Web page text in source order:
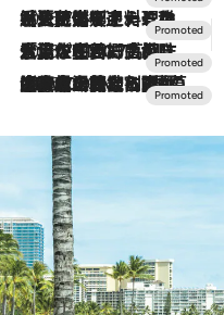
2026.7.24
【夏限定ディナーコース】旬を迎える稚鮎や花ズッキーニなどをイタリア・トスカーナの郷土料理の手法で満喫！
2026.7.17
「土佐和ハーブかき氷」がOMO7高知に登場！生姜、山椒、大葉など目にも舌にも涼を呼ぶ郷土の味
2026.7.10
NEW OPEN！【界 草津】名湯の地に誕生。趣の異なる2種の温泉と上州ならではの会席・蕎麦割烹など美食を味わう究極の癒やし旅